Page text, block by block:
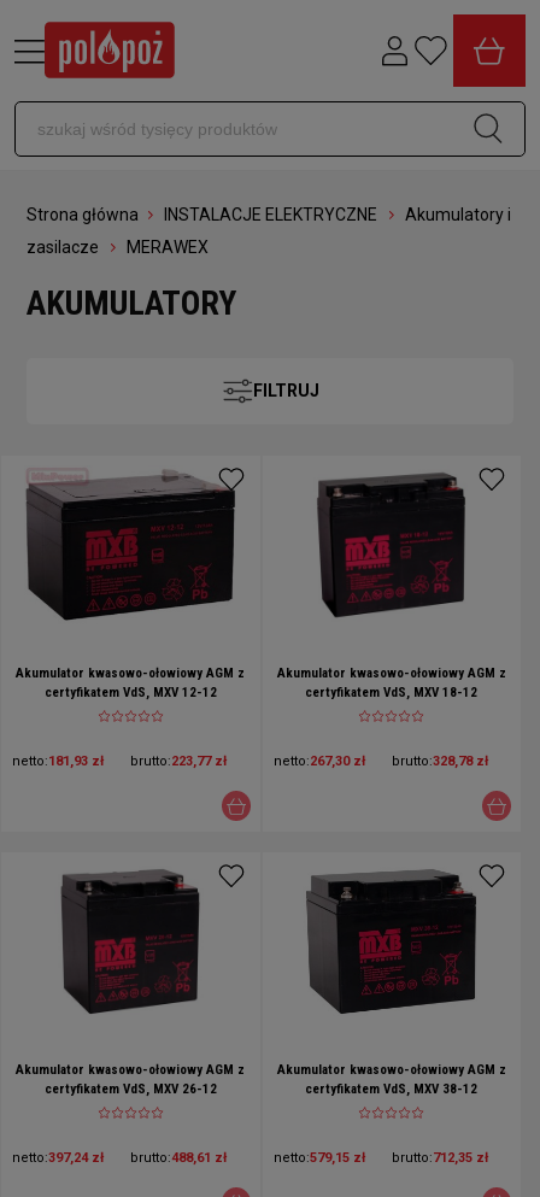
Strona główna INSTALACJE ELEKTRYCZNE
Akumulatory i
zasilacze
MERAWEX
AKUMULATORY
FILTRUJ
Akumulator kwasowo-ołowiowy AGM z
certyfikatem VdS, MXV 12-12
netto:181,93 zł brutto:223,77 zł
Akumulator kwasowo-ołowiowy AGM z
certyfikatem VdS, MXV 18-12
netto:267,30 zł brutto:328,78 zł
Akumulator kwasowo-ołowiowy AGM z
certyfikatem VdS, MXV 26-12
netto:397,24 zł brutto:488,61 zł
Akumulator kwasowo-ołowiowy AGM z
certyfikatem VdS, MXV 38-12
netto:579,15 zł brutto:712,35 zł